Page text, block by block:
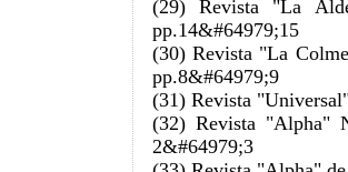
(29) Revista "La
pp.14&#64979;15
(30) Revista "La
pp.8&#64979;9
(31) Revista
(32) Revista "Alpha"
2&#64979;3